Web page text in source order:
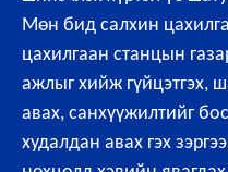
Мөн бид салхин
цахилгаан станцын
ажлыг хийж гүйцэтгэх,
авах, санхүүжилтийг
худалдан авах гэх